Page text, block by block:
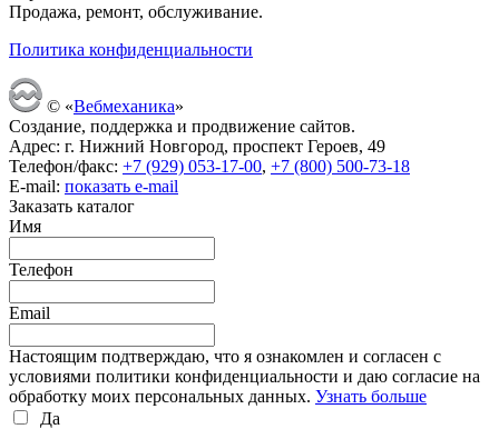
Продажа, ремонт, обслуживание.
Политика конфиденциальности
© «Вебмеханика»
Создание, поддержка и продвижение сайтов.
Адрес: г. Нижний Новгород, проспект Героев, 49
Телефон/факс: +7 (929) 053-17-00, +7 (800) 500-73-18
E-mail: показать e-mail
Заказать каталог
Имя
Телефон
Email
Настоящим подтверждаю, что я ознакомлен и согласен с
условиями политики конфиденциальности и даю согласие на
обработку моих персональных данных. Узнать больше
Да